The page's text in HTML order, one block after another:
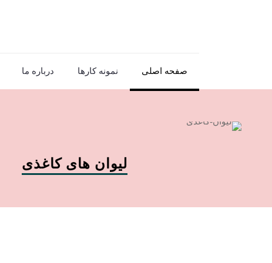
صفحه اصلی نمونه کارها درباره ما
لیوان های کاغذی